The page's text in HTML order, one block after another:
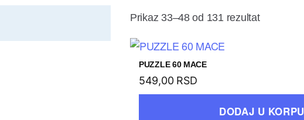
Prikaz 33–48 od 131 rezultat
PUZZLE 60 MACE
549,00 RSD
DODAJ U KORPU